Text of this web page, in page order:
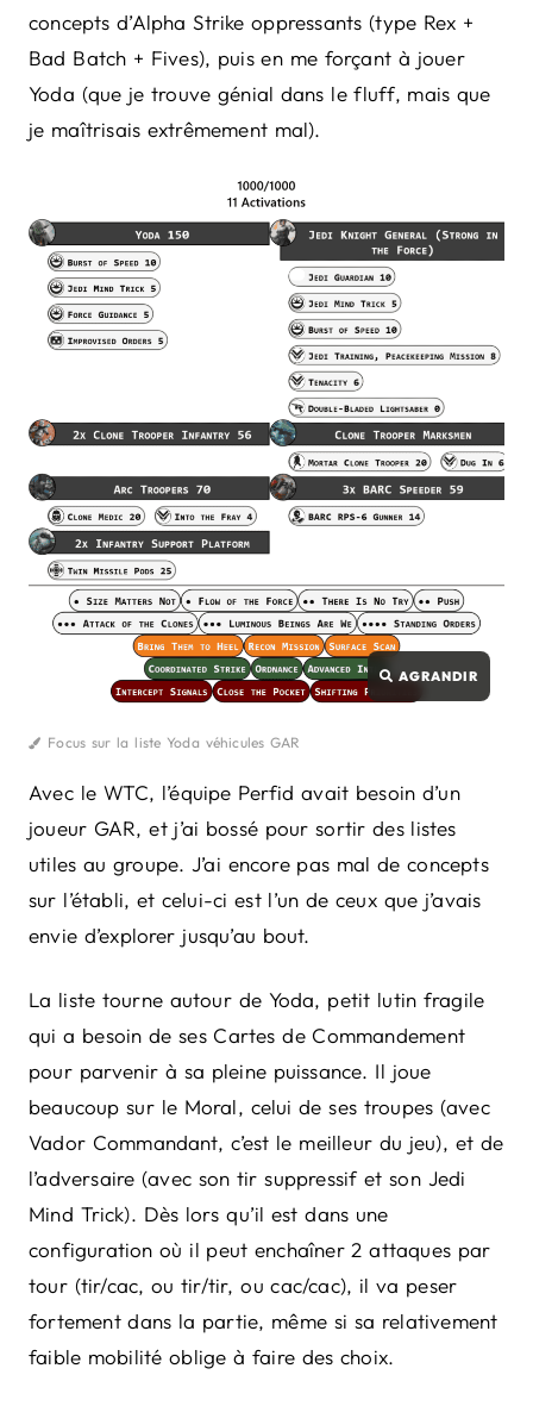
concepts d’Alpha Strike oppressants (type Rex +
Bad Batch + Fives), puis en me forçant à jouer
Yoda (que je trouve génial dans le fluff, mais que
je maîtrisais extrêmement mal).
Focus sur la liste Yoda véhicules GAR
Avec le WTC, l’équipe Perfid avait besoin d’un
joueur GAR, et j’ai bossé pour sortir des listes
utiles au groupe. J’ai encore pas mal de concepts
sur l’établi, et celui-ci est l’un de ceux que j’avais
envie d’explorer jusqu’au bout.
La liste tourne autour de Yoda, petit lutin fragile
qui a besoin de ses Cartes de Commandement
pour parvenir à sa pleine puissance. Il joue
beaucoup sur le Moral, celui de ses troupes (avec
Vador Commandant, c’est le meilleur du jeu), et de
l’adversaire (avec son tir suppressif et son Jedi
Mind Trick). Dès lors qu’il est dans une
configuration où il peut enchaîner 2 attaques par
tour (tir/cac, ou tir/tir, ou cac/cac), il va peser
fortement dans la partie, même si sa relativement
faible mobilité oblige à faire des choix.